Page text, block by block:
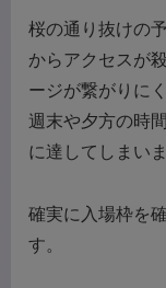
桜の通り抜けの
からアクセスが
ージが繋がりに
週末や夕方の時
に達してしまいま
確実に入場枠を
す。